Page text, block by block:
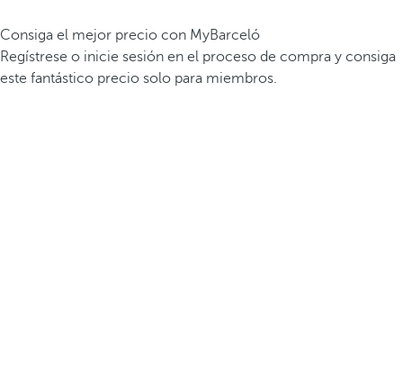
Consiga el mejor precio con MyBarceló
Regístrese o inicie sesión en el proceso de compra y consiga
este fantástico precio solo para miembros.